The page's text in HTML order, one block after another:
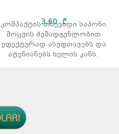
3,60₾
კომპაქტის თხევადი საპონი
მოცვის შემადგენლობით
ეფექტურად ასუფთავებს და
ატენიანებს ხელის კანს.